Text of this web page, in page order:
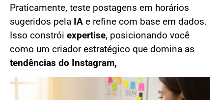
Praticamente, teste postagens em horários
sugeridos pela IA e refine com base em dados.
Isso constrói expertise, posicionando você
como um criador estratégico que domina as
tendências do Instagram,